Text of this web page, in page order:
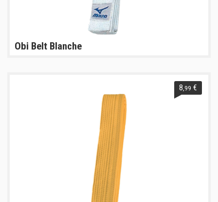
Obi Belt Blanche
8 ,99 €